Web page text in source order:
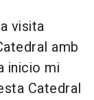
visita
amb
inicio mi
Catedral